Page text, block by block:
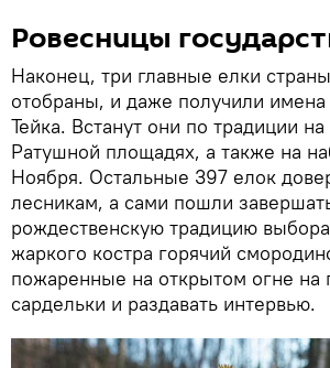
Ровесницы
Наконец, три главные елки
отобраны, и даже получили
Тейка. Встанут они по традиции
Ратушной площадях, а также на
Ноября. Остальные 397 елок
лесникам, а сами пошли
рождественскую традицию
жаркого костра горячий
пожаренные на открытом огне на
сардельки и раздавать интервью.